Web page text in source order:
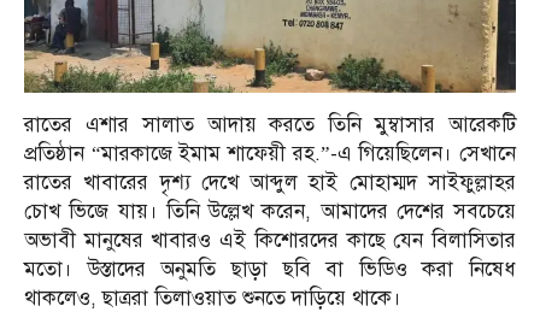
রাতের এশার সালাত আদায় করতে তিনি মুম্বাসার আরেকটি
প্রতিষ্ঠান “মারকাজে ইমাম শাফেয়ী রহ.”-এ গিয়েছিলেন। সেখানে
রাতের খাবারের দৃশ্য দেখে আব্দুল হাই মোহাম্মদ সাইফুল্লাহর
চোখ ভিজে যায়। তিনি উল্লেখ করেন, আমাদের দেশের সবচেয়ে
অভাবী মানুষের খাবারও এই কিশোরদের কাছে যেন বিলাসিতার
মতো। উস্তাদের অনুমতি ছাড়া ছবি বা ভিডিও করা নিষেধ
থাকলেও, ছাত্ররা তিলাওয়াত শুনতে দাড়িয়ে থাকে।